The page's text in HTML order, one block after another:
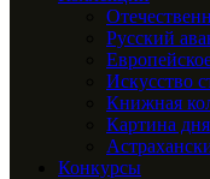
Русский
Искусство
Книжная
Картина дня
Конкурсы